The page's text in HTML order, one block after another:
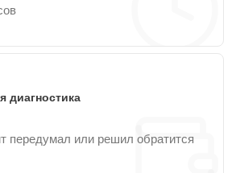
диагностика
передумал или решил обратится